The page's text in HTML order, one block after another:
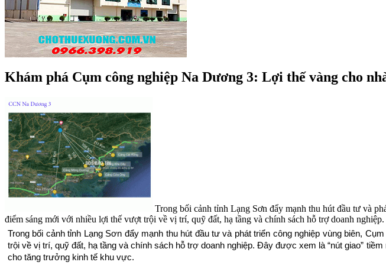
Khám phá Cụm công nghiệp Na Dương 3: Lợi thế vàng cho
Trong bối cảnh tỉnh Lạng Sơn đẩy mạnh thu hút đầu tư và
điểm sáng mới với nhiều lợi thế vượt trội về vị trí, quỹ đất, hạ tầng và chính sách hỗ trợ doanh nghiệp.
Trong bối cảnh tỉnh Lạng Sơn đẩy mạnh thu hút đầu tư và phát triển công nghiệp vùng biên,
trội về vị trí, quỹ đất, hạ tầng và chính sách hỗ trợ doanh nghiệp. Đây được xem là “nút giao”
cho tăng trưởng kinh tế khu vực.